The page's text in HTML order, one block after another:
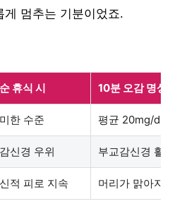
게 멈추는 기분이었죠.
휴식 시 10분 오감 명상 시
한 수준 평균 20mg/dL 하
신경 우위 부교감신경 활성
적 피로 지속 머리가 맑아지는